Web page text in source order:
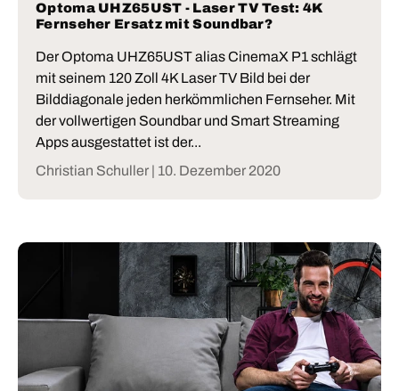
Optoma UHZ65UST - Laser TV Test: 4K
Fernseher Ersatz mit Soundbar?
Der Optoma UHZ65UST alias CinemaX P1 schlägt
mit seinem 120 Zoll 4K Laser TV Bild bei der
Bilddiagonale jeden herkömmlichen Fernseher. Mit
der vollwertigen Soundbar und Smart Streaming
Apps ausgestattet ist der...
Christian Schuller | 10. Dezember 2020